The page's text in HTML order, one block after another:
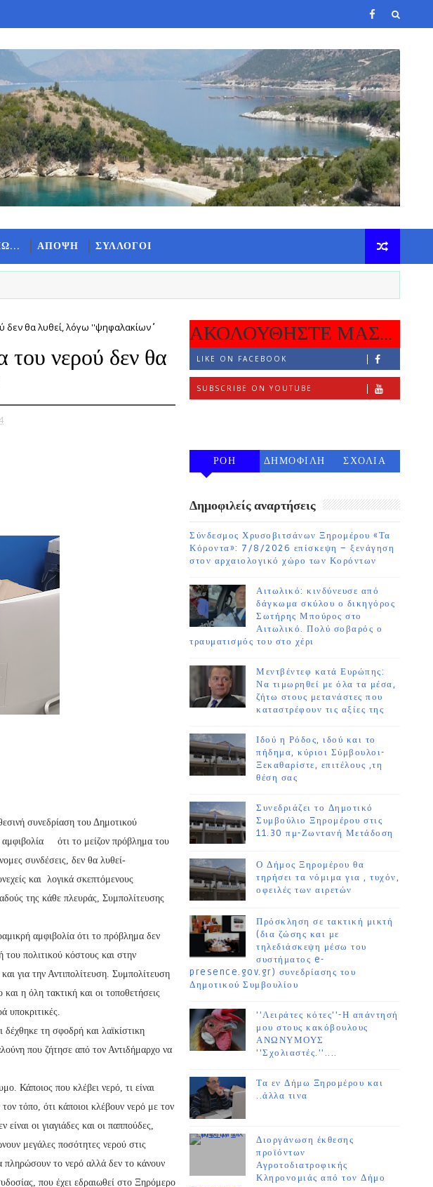
ΑΠΟΨΗ ΣΥΛΛΟΓΟΙ
θα λυθεί, λόγω ''ψηφαλακίων΄΄
νερού δεν θα
συνεδρίαση του Δημοτικού
αμφιβολία ότι το μείζον πρόβλημα του
συνδέσεις, δεν θα λυθεί-
και λογικά σκεπτόμενους
της κάθε πλευράς, Συμπολίτευσης
αμφιβολία ότι το πρόβλημα δεν
του πολιτικού κόστους και στην
για την Αντιπολίτευση. Συμπολίτευση
η όλη τακτική και οι τοποθετήσεις
υποκριτικές.
τη σφοδρή και λαϊκίστικη
που ζήτησε από τον Αντιδήμαρχο να
Κάποιος που κλέβει νερό, τι είναι
τόπο, ότι κάποιοι κλέβουν νερό με τον
οι γιαγιάδες και οι παππούδες,
μεγάλες ποσότητες νερού στις
πληρώσουν το νερό αλλά δεν το κάνουν
που έχει εδραιωθεί στο Ξηρόμερο
ΑΚΟΛΟΥΘΗΣΤΕ ΜΑΣ...
LIKE ON FACEBOOK
SUBSCRIBE ON YOUTUBE
ΡΟΗ
ΔΗΜΟΦΙΛΗ
ΣΧΟΛΙΑ
Δημοφιλείς αναρτήσεις
Σύνδεσμος Χρυσοβιτσάνων Ξηρομέρου «Τα
Κόροντα»: 7/8/2026 επίσκεψη – ξενάγηση
στον αρχαιολογικό χώρο των Κορόντων
Αιτωλικό: κινδύνευσε από
δάγκωμα σκύλου ο δικηγόρος
Σωτήρης Μπούρος στο
Αιτωλικό. Πολύ σοβαρός ο
τραυματισμός του στο χέρι
Μεντβέντεφ κατά Ευρώπης:
Να τιμωρηθεί με όλα τα μέσα,
ζήτω στους μετανάστες που
καταστρέφουν τις αξίες της
Ιδού η Ρόδος, ιδού και το
πήδημα, κύριοι Σύμβουλοι-
Ξεκαθαρίστε, επιτέλους ,τη
θέση σας
Συνεδριάζει το Δημοτικό
Συμβούλιο Ξηρομέρου στις
11.30 πμ-Ζωντανή Μετάδοση
Ο Δήμος Ξηρομέρου θα
τηρήσει τα νόμιμα για , τυχόν,
οφειλές των αιρετών
Πρόσκληση σε τακτική μικτή
(δια ζώσης και με
τηλεδιάσκεψη μέσω του
συστήματος e-
presence.gov.gr) συνεδρίασης του
Δημοτικού Συμβουλίου
''Λειράτες κότες''-Η απάντησή
μου στους κακόβουλους
ΑΝΩΝΥΜΟΥΣ
''Σχολιαστές.''....
Τα εν Δήμω Ξηρομέρου και
..άλλα τινα
Διοργάνωση έκθεσης
προϊόντων
Αγροτοδιατροφικής
Κληρονομιάς από τον Δήμο